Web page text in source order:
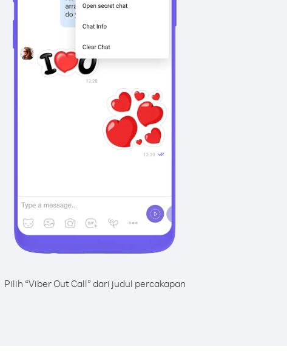
Pilih “Viber Out Call” dari judul percakapan